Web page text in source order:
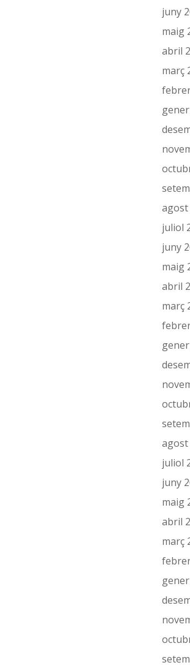
juny
maig
abril
març
agost
juliol
juny
maig
abril
març
agost
juliol
juny
maig
abril
març